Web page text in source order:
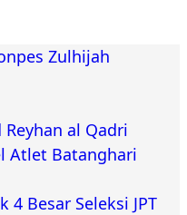
Zulhijah
al Qadri
Atlet Batanghari
4 Besar Seleksi JPT